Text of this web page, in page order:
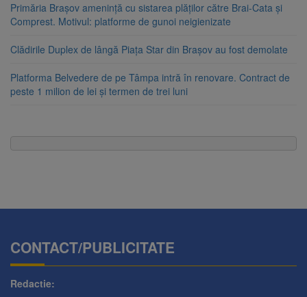
Primăria Brașov amenință cu sistarea plăților către Brai-Cata și
Comprest. Motivul: platforme de gunoi neigienizate
Clădirile Duplex de lângă Piața Star din Brașov au fost demolate
Platforma Belvedere de pe Tâmpa intră în renovare. Contract de
peste 1 milion de lei și termen de trei luni
CONTACT/PUBLICITATE
Redactie: